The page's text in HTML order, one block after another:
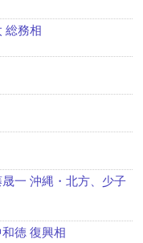
総務相
一 沖縄・北方、少子
徳 復興相